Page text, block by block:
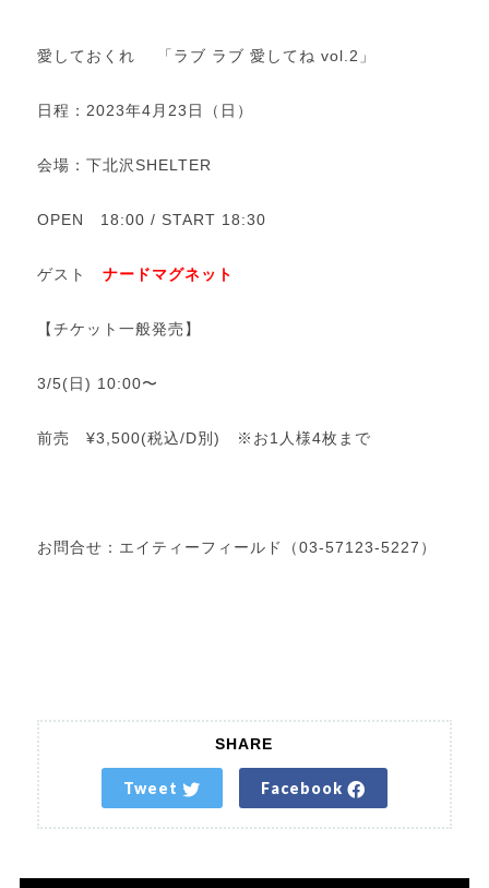
愛しておくれ 「ラブ ラブ 愛してね vol.2」
日程：2023年4月23日（日）
会場：下北沢SHELTER
OPEN 18:00 / START 18:30
ゲストナードマグネット
【チケット一般発売】
3/5(日) 10:00〜
前売 ¥3,500(税込/D別) ※お1人様4枚まで
お問合せ：エイティーフィールド（03-57123-5227）
SHARE
Tweet Facebook